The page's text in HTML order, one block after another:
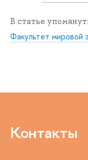
В статье
Факультет мировой
Контакты